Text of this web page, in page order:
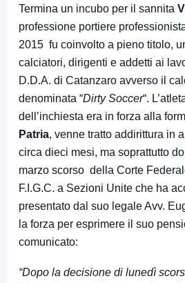
Termina un incubo per il sannita
professione portiere
2015 fu coinvolto a pieno titolo,
calciatori, dirigenti e addetti ai
D.D.A. di Catanzaro avverso il
denominata “Dirty Soccer“.
dell’inchiesta era in forza alla
Patria, venne tratto addirittura in
circa dieci mesi, ma soprattutto
marzo scorso della Corte
F.I.G.C. a Sezioni Unite che ha
presentato dal suo legale Avv.
la forza per esprimere il suo
comunicato:
“Dopo la decisione di lunedì